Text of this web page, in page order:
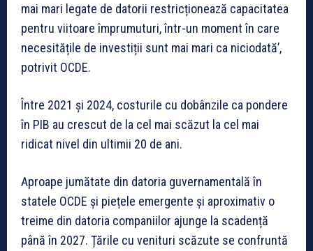
mai mari legate de datorii restricționează capacitatea
pentru viitoare împrumuturi, într-un moment în care
necesitățile de investiții sunt mai mari ca niciodată’,
potrivit OCDE.
Între 2021 și 2024, costurile cu dobânzile ca pondere
în PIB au crescut de la cel mai scăzut la cel mai
ridicat nivel din ultimii 20 de ani.
Aproape jumătate din datoria guvernamentală în
statele OCDE și piețele emergente și aproximativ o
treime din datoria companiilor ajunge la scadență
până în 2027. Țările cu venituri scăzute se confruntă